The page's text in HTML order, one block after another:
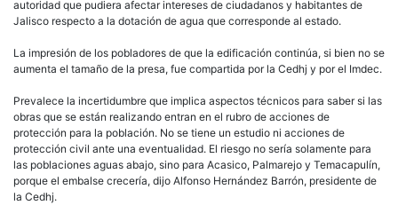
autoridad que pudiera afectar intereses de ciudadanos y habitantes de
Jalisco respecto a la dotación de agua que corresponde al estado.
La impresión de los pobladores de que la edificación continúa, si bien no se
aumenta el tamaño de la presa, fue compartida por la Cedhj y por el Imdec.
Prevalece la incertidumbre que implica aspectos técnicos para saber si las
obras que se están realizando entran en el rubro de acciones de
protección para la población. No se tiene un estudio ni acciones de
protección civil ante una eventualidad. El riesgo no sería solamente para
las poblaciones aguas abajo, sino para Acasico, Palmarejo y Temacapulín,
porque el embalse crecería, dijo Alfonso Hernández Barrón, presidente de
la Cedhj.